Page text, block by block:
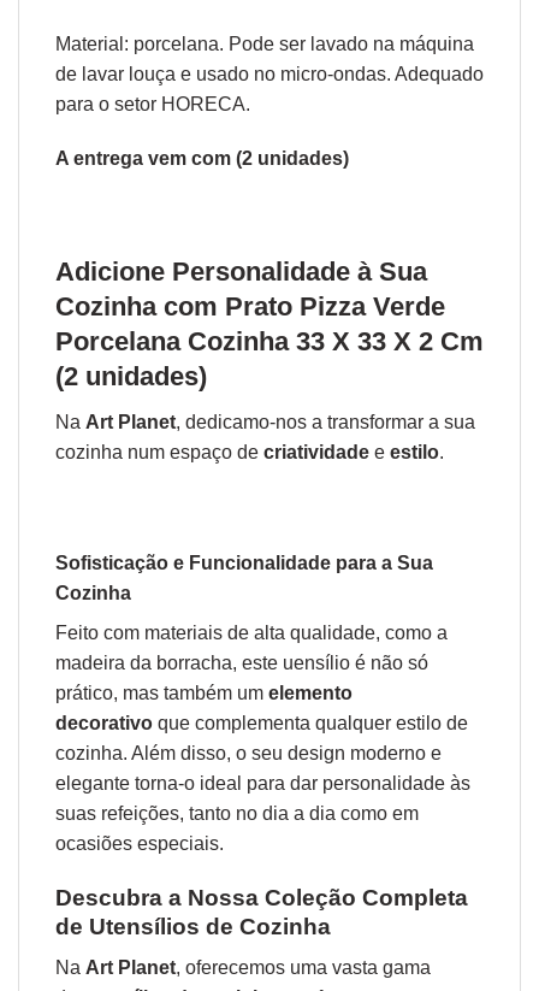
Material: porcelana. Pode ser lavado na máquina
de lavar louça e usado no micro-ondas. Adequado
para o setor HORECA.
A entrega vem com (2 unidades)
Adicione Personalidade à Sua
Cozinha com Prato Pizza Verde
Porcelana Cozinha 33 X 33 X 2 Cm
(2 unidades)
Na Art Planet, dedicamo-nos a transformar a sua
cozinha num espaço de criatividade e estilo.
Sofisticação e Funcionalidade para a Sua
Cozinha
Feito com materiais de alta qualidade, como a
madeira da borracha, este uensílio é não só
prático, mas também um elemento
decorativo que complementa qualquer estilo de
cozinha. Além disso, o seu design moderno e
elegante torna-o ideal para dar personalidade às
suas refeições, tanto no dia a dia como em
ocasiões especiais.
Descubra a Nossa Coleção Completa
de Utensílios de Cozinha
Na Art Planet, oferecemos uma vasta gama